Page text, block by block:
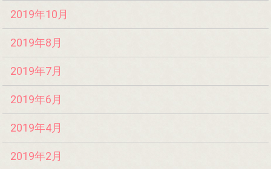
2019年10月
2019年8月
2019年7月
2019年6月
2019年4月
2019年2月